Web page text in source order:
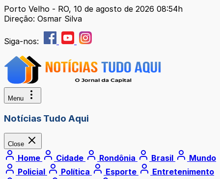
Porto Velho - RO, 10 de agosto de 2026 08:54h
Direção: Osmar Silva
Siga-nos:
Menu
Notícias Tudo Aqui
Close
Home Cidade Rondônia Brasil
Mundo
Policial
Política Esporte
Entretenimento